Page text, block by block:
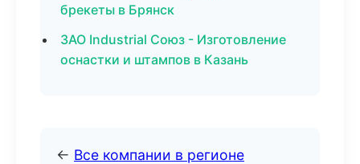
брекеты в Брянск
ЗАО Industrial Союз - Изготовление
оснастки и штампов в Казань
← Все компании в регионе